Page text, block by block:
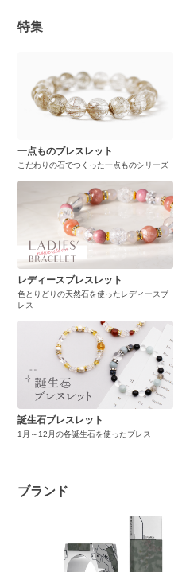
特集
一点ものブレスレット
こだわりの石でつくった一点ものシリーズ
レディースブレスレット
色とりどりの天然石を使ったレディースブ
レス
誕生石ブレスレット
1月～12月の各誕生石を使ったブレス
ブランド